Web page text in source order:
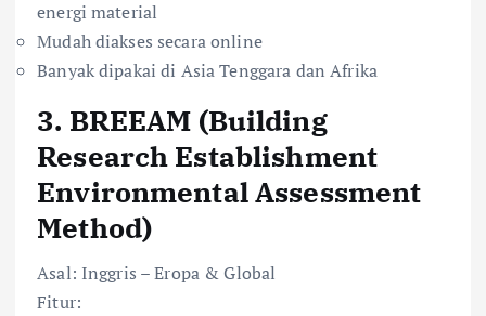
energi material
Mudah diakses secara online
Banyak dipakai di Asia Tenggara dan Afrika
3. BREEAM (Building
Research Establishment
Environmental Assessment
Method)
Asal: Inggris – Eropa & Global
Fitur: